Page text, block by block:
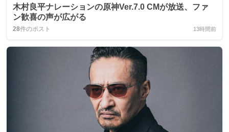
木村良平ナレーションの原神Ver.7.0 CMが放送、ファ
ン歓喜の声が広がる
28件のポスト 13時間前